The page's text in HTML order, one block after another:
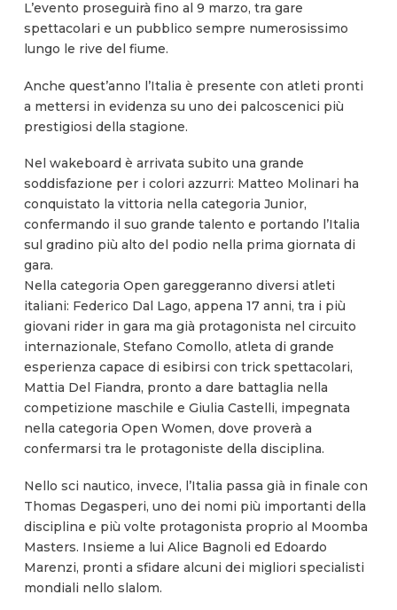
L’evento proseguirà fino al 9 marzo, tra gare
spettacolari e un pubblico sempre numerosissimo
lungo le rive del fiume.
Anche quest’anno l’Italia è presente con atleti pronti
a mettersi in evidenza su uno dei palcoscenici più
prestigiosi della stagione.
Nel wakeboard è arrivata subito una grande
soddisfazione per i colori azzurri: Matteo Molinari ha
conquistato la vittoria nella categoria Junior,
confermando il suo grande talento e portando l’Italia
sul gradino più alto del podio nella prima giornata di
gara.
Nella categoria Open gareggeranno diversi atleti
italiani: Federico Dal Lago, appena 17 anni, tra i più
giovani rider in gara ma già protagonista nel circuito
internazionale, Stefano Comollo, atleta di grande
esperienza capace di esibirsi con trick spettacolari,
Mattia Del Fiandra, pronto a dare battaglia nella
competizione maschile e Giulia Castelli, impegnata
nella categoria Open Women, dove proverà a
confermarsi tra le protagoniste della disciplina.
Nello sci nautico, invece, l’Italia passa già in finale con
Thomas Degasperi, uno dei nomi più importanti della
disciplina e più volte protagonista proprio al Moomba
Masters. Insieme a lui Alice Bagnoli ed Edoardo
Marenzi, pronti a sfidare alcuni dei migliori specialisti
mondiali nello slalom.